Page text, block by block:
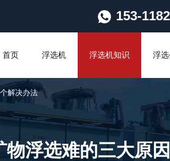
153-
首页 浮选机 浮选机知识 浮
解决办法
物浮选难的三大原